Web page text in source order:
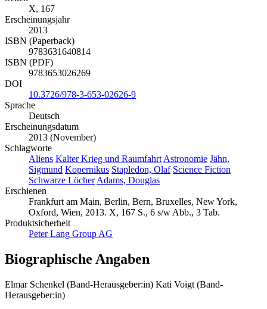
X, 167
Erscheinungsjahr
2013
ISBN (Paperback)
9783631640814
ISBN (PDF)
9783653026269
DOI
10.3726/978-3-653-02626-9
Sprache
Deutsch
Erscheinungsdatum
2013 (November)
Schlagworte
Aliens Kalter Krieg und Raumfahrt Astronomie Jähn,
Sigmund Kopernikus Stapledon, Olaf Science Fiction
Schwarze Löcher Adams, Douglas
Erschienen
Frankfurt am Main, Berlin, Bern, Bruxelles, New York,
Oxford, Wien, 2013. X, 167 S., 6 s/w Abb., 3 Tab.
Produktsicherheit
Peter Lang Group AG
Biographische Angaben
Elmar Schenkel (Band-Herausgeber:in) Kati Voigt (Band-
Herausgeber:in)